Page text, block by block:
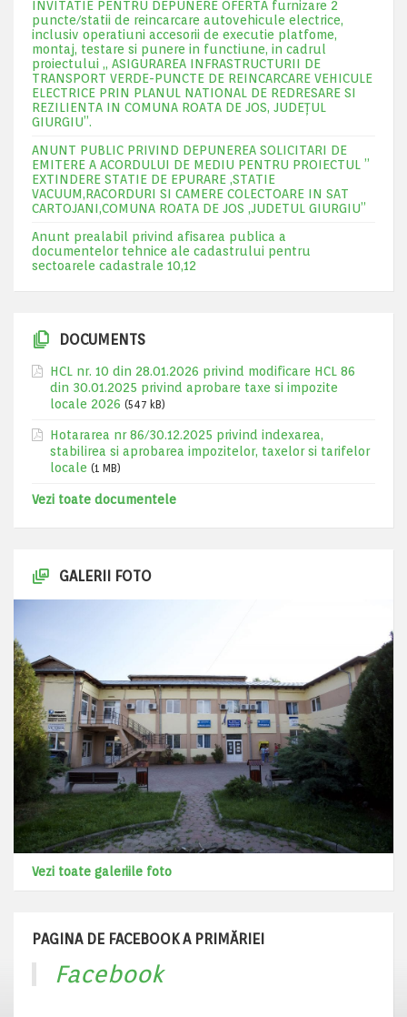
INVITATIE PENTRU DEPUNERE OFERTA furnizare 2
puncte/statii de reincarcare autovehicule electrice,
inclusiv operatiuni accesorii de executie platfome,
montaj, testare si punere in functiune, in cadrul
proiectului „ ASIGURAREA INFRASTRUCTURII DE
TRANSPORT VERDE-PUNCTE DE REINCARCARE VEHICULE
ELECTRICE PRIN PLANUL NATIONAL DE REDRESARE SI
REZILIENTA IN COMUNA ROATA DE JOS, JUDEŢUL
GIURGIU”.
ANUNT PUBLIC PRIVIND DEPUNEREA SOLICITARI DE
EMITERE A ACORDULUI DE MEDIU PENTRU PROIECTUL ”
EXTINDERE STATIE DE EPURARE ,STATIE
VACUUM,RACORDURI SI CAMERE COLECTOARE IN SAT
CARTOJANI,COMUNA ROATA DE JOS ,JUDETUL GIURGIU”
Anunt prealabil privind afisarea publica a
documentelor tehnice ale cadastrului pentru
sectoarele cadastrale 10,12
DOCUMENTS
HCL nr. 10 din 28.01.2026 privind modificare HCL 86
din 30.01.2025 privind aprobare taxe si impozite
locale 2026 (547 kB)
Hotararea nr 86/30.12.2025 privind indexarea,
stabilirea si aprobarea impozitelor, taxelor si tarifelor
locale (1 MB)
Vezi toate documentele
GALERII FOTO
Vezi toate galeriile foto
PAGINA DE FACEBOOK A PRIMĂRIEI
Facebook